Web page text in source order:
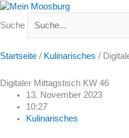
Suche
Startseite / Kulinarisches /
Digitaler Mittagstisch KW 46
13. November 2023
10:27
Kulinarisches